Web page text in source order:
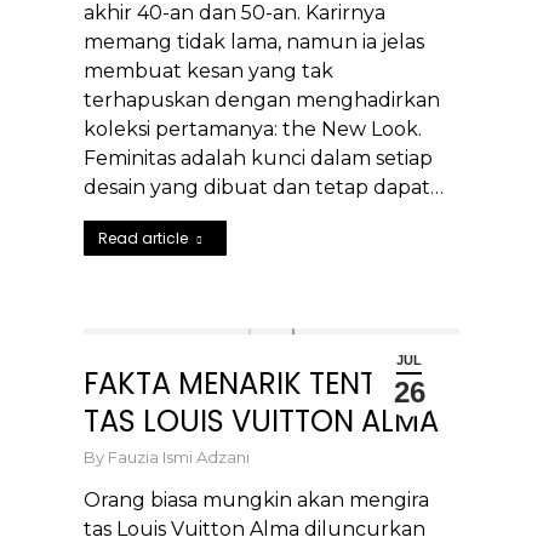
akhir 40-an dan 50-an. Karirnya
memang tidak lama, namun ia jelas
membuat kesan yang tak
terhapuskan dengan menghadirkan
koleksi pertamanya: the New Look.
Feminitas adalah kunci dalam setiap
desain yang dibuat dan tetap dapat…
Read article
JUL
26
FAKTA MENARIK TENTANG
TAS LOUIS VUITTON ALMA
By Fauzia Ismi Adzani
Orang biasa mungkin akan mengira
tas Louis Vuitton Alma diluncurkan